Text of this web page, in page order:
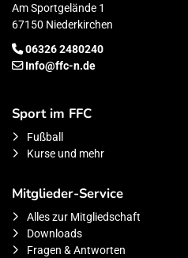
Am Sportgelände 1
67150 Niederkirchen
06326 2480240
Info@ffc-n.de
Sport im FFC
Fußball
Kurse und mehr
Mitglieder-Service
Alles zur Mitgliedschaft
Downloads
Fragen & Antworten